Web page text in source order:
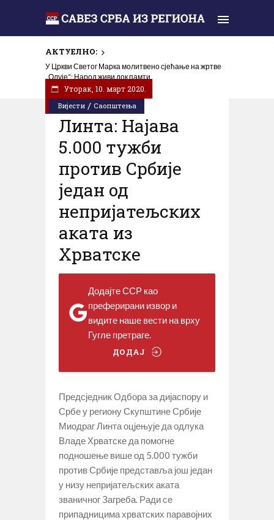
АКТУЕЛНО:
У Цркви Светог Марка молитвено сјећање на жртве
„Олује“: Народ живи док памти
Вијести / Саопштења
Уторак, 10. март 2020.
Линта: Најава
5.000 тужби
против Србије
један од
непријатељских
аката из
Хрватске
Додајте ССР као
преферирани извор и
видите наше вести на врху
Гугле претраге.
ДОДАЈ
Предсједник Одбора за дијаспору и
Србе у региону Скупштине Србије
Миодраг Линта оцјењује да одлука
Владе Хрватске да помогне
подношење више од 5.000 тужби
против Србије представља још један
у низу непријатељских аката
званичног Загреба. Ради се
припадницима хрватских паравојних